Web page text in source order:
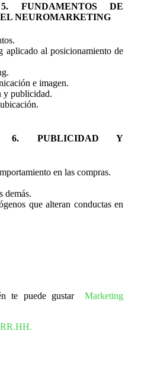
FUNDAMENTOS DE
NEUROMARKETING
aplicado al posicionamiento de
e imagen.
y publicidad.
6. PUBLICIDAD Y
en las compras.
demás.
que alteran conductas en
te puede gustarMarketing